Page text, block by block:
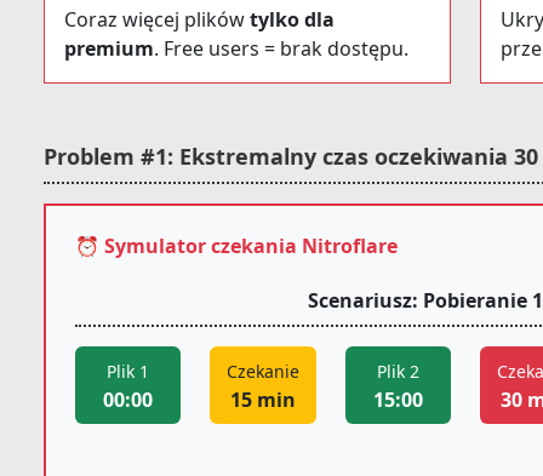
Coraz więcej plikówtylko dla
premium. Free users = brak dostępu.
Problem #1: Ekstremalny czas oczekiwania
⏰ Symulator czekania Nitroflare
Scenariusz: Pobieranie
Plik 1
00:00
Czekanie
15 min
Plik 2
15:00 30